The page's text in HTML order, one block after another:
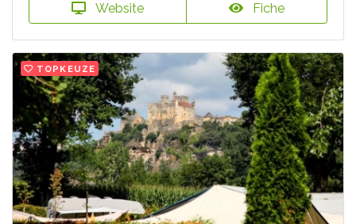
Website Fiche
TOPKEUZE